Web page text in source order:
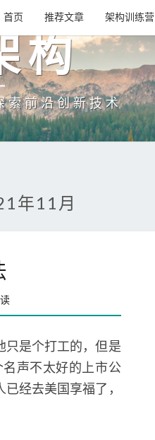
首页 推荐文章 架构训练营
构
索前沿创新技术
年11月
只是个打工的，但是
声不太好的上市公
经去美国享福了，